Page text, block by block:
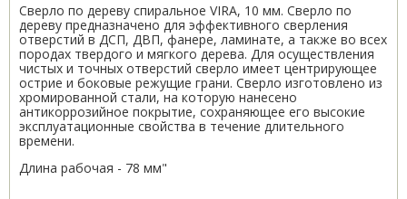
Сверло по дереву спиральное VIRA, 10 мм. Сверло по
дереву предназначено для эффективного сверления
отверстий в ДСП, ДВП, фанере, ламинате, а также во всех
породах твердого и мягкого дерева. Для осуществления
чистых и точных отверстий сверло имеет центрирующее
острие и боковые режущие грани. Сверло изготовлено из
хромированной стали, на которую нанесено
антикоррозийное покрытие, сохраняющее его высокие
эксплуатационные свойства в течение длительного
времени.
Длина рабочая - 78 мм"